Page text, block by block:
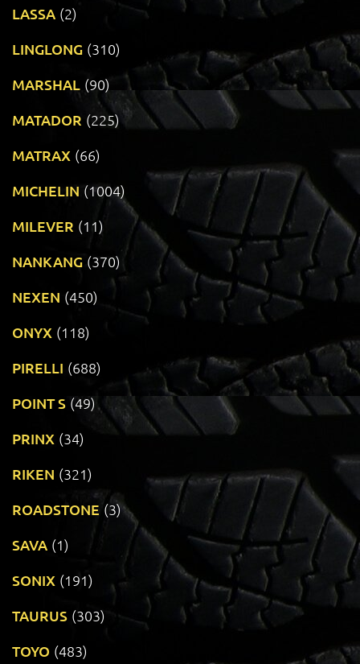
LASSA (2)
LINGLONG (310)
MARSHAL (90)
MATADOR (225)
MATRAX (66)
MICHELIN (1004)
MILEVER (11)
NANKANG (370)
NEXEN (450)
ONYX (118)
PIRELLI (688)
POINT S (49)
PRINX (34)
RIKEN (321)
ROADSTONE (3)
SAVA (1)
SONIX (191)
TAURUS (303)
TOYO (483)